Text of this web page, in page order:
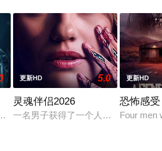
prisons full of violence and abuse
更新HD 5.0
灵魂伴侣2026
一名男子获得了一个人工智能机器人
更新HD
恐怖感受
Four men